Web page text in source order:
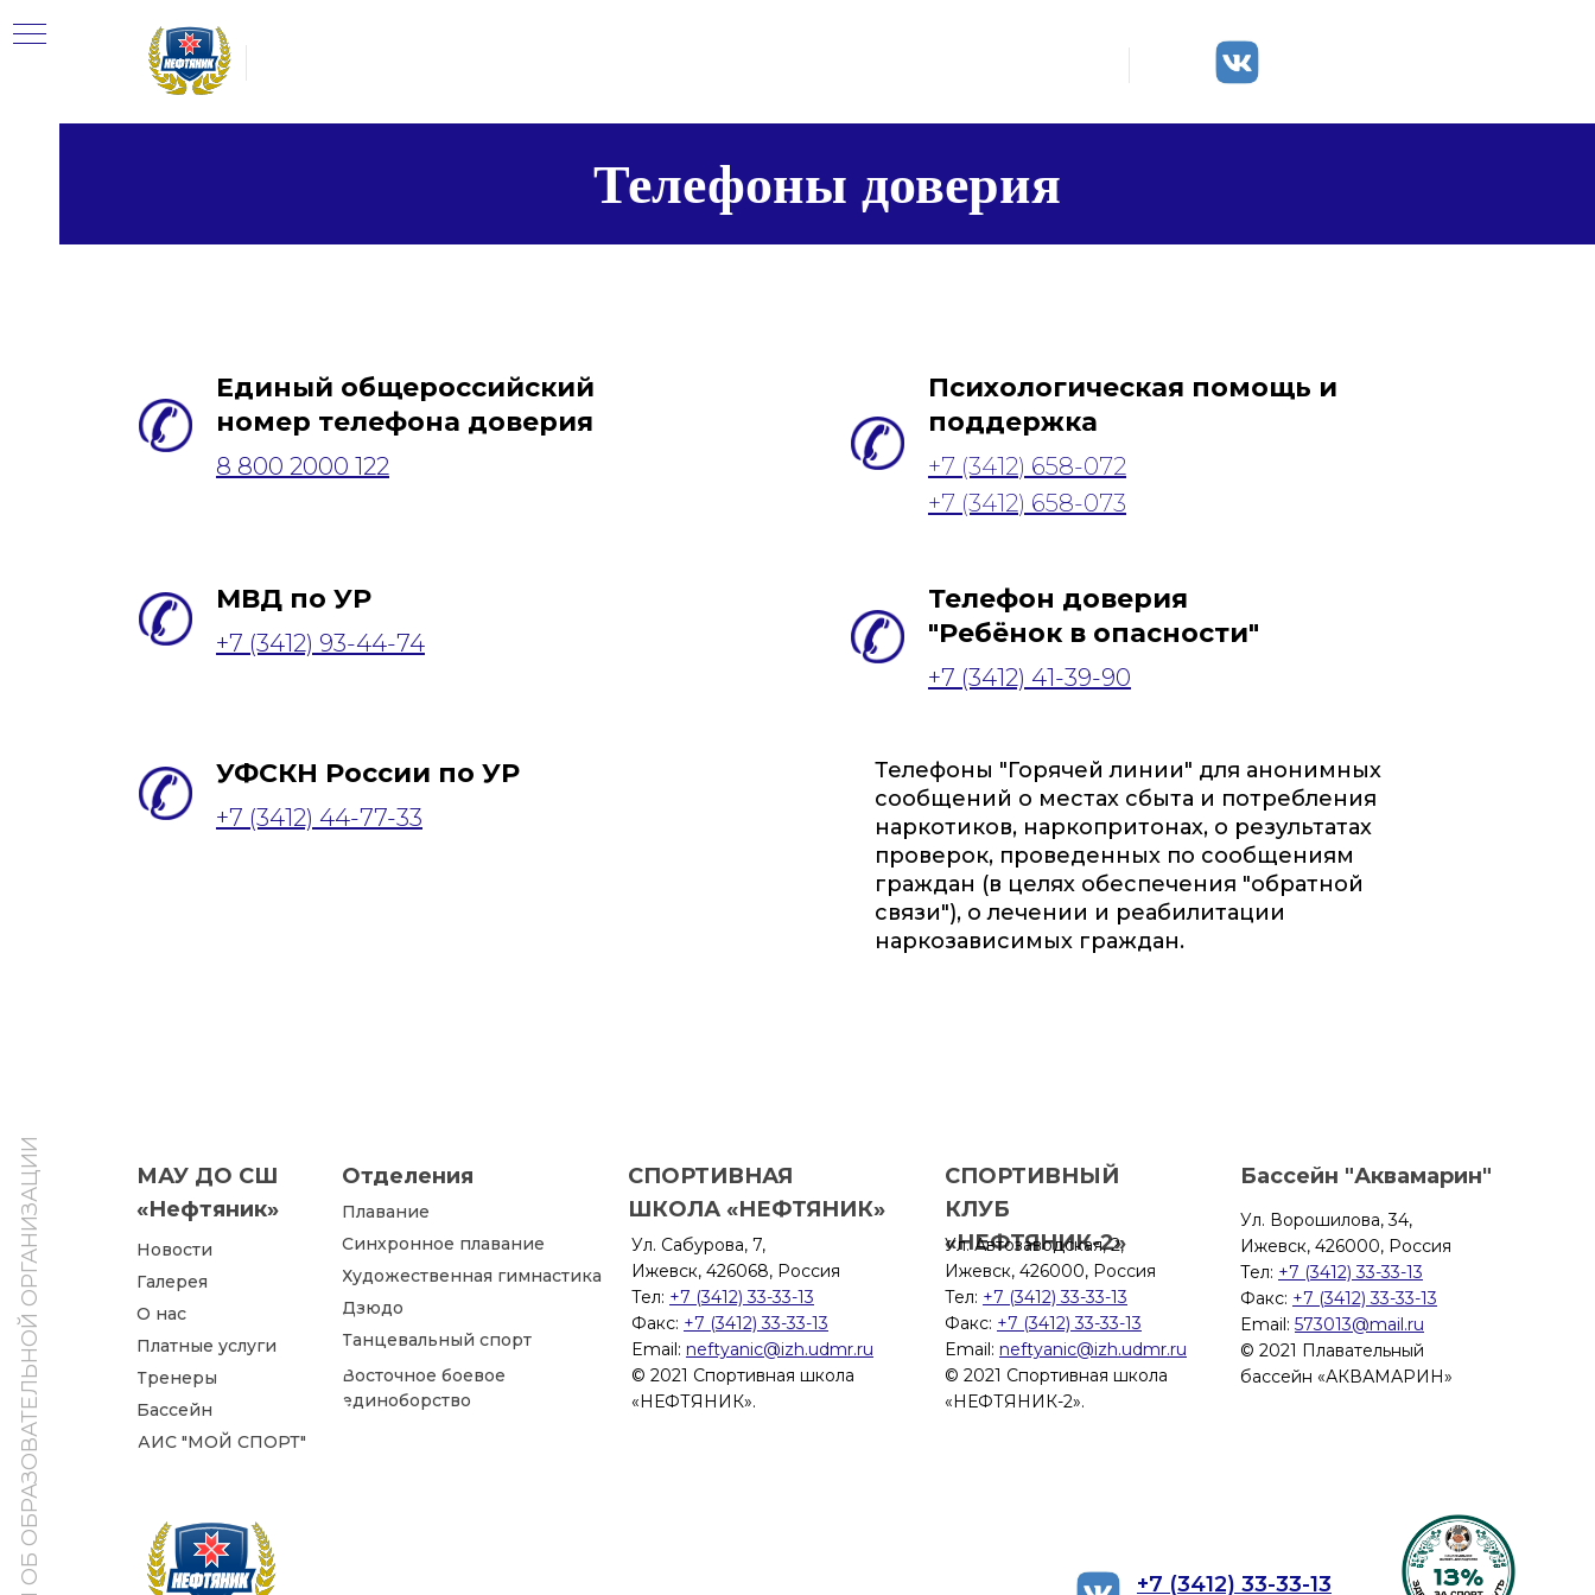
СВЕДЕНИЯ ОБ ОБРАЗОВАТЕЛЬНОЙ ОРГАНИЗАЦИИ
Телефоны доверия
Единый общероссийский
номер телефона доверия
8 800 2000 122
Психологическая помощь и
поддержка
+7 (3412) 658-072
+7 (3412) 658-073
МВД по УР
+7 (3412) 93-44-74
Телефон доверия
"Ребёнок в опасности"
+7 (3412) 41-39-90
УФСКН России по УР
+7 (3412) 44-77-33
Телефоны "Горячей линии" для анонимных
сообщений о местах сбыта и потребления
наркотиков, наркопритонах, о результатах
проверок, проведенных по сообщениям
граждан (в целях обеспечения "обратной
связи"), о лечении и реабилитации
наркозависимых граждан.
Отделения
МАУ ДО СШ
«Нефтяник»
Плавание
Художественная гимнастика
Дзюдо
Танцевальный спорт
Восточное боевое
единоборство
Новости
Галерея
Тренеры
О нас
+7 (3412) 33-33-13
СПОРТИВНАЯ
ШКОЛА «НЕФТЯНИК»
СПОРТИВНЫЙ
КЛУБ
«НЕФТЯНИК-2»
Синхронное плавание
Бассейн "Аквамарин"
Ул. Автозаводская, 2,
Ижевск, 426000, Россия
Тел: +7 (3412) 33-33-13
Факс: +7 (3412) 33-33-13
Email: neftyanic@izh.udmr.ru
© 2021 Спортивная школа
«НЕФТЯНИК-2».
Ул. Сабурова, 7,
Ижевск, 426068, Россия
Тел: +7 (3412) 33-33-13
Факс: +7 (3412) 33-33-13
Email: neftyanic@izh.udmr.ru
© 2021 Спортивная школа
«НЕФТЯНИК».
Ул. Ворошилова, 34,
Ижевск, 426000, Россия
Тел: +7 (3412) 33-33-13
Факс: +7 (3412) 33-33-13
Email: 573013@mail.ru
© 2021 Плавательный
бассейн «АКВАМАРИН»
Платные услуги
Бассейн
АИС "МОЙ СПОРТ"